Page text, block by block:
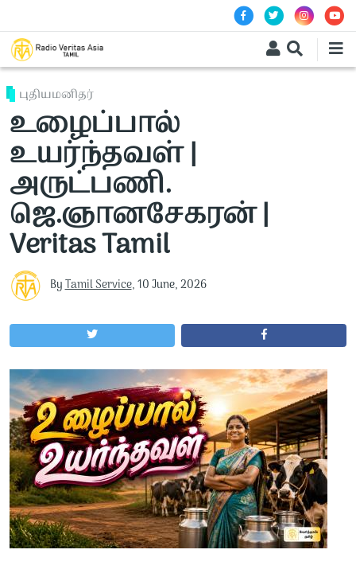
புதியமனிதர்
உழைப்பால்
உயர்ந்தவள் |
அருட்பணி.
ஜெ.ஞானசேகரன் |
Veritas Tamil
ByTamil Service,10 June, 2026